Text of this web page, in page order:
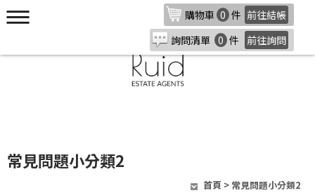
購物車 0 件 前往結帳
詢問清單 0 件 前往詢問
常見問題小分類2
首頁 > 常見問題小分類2